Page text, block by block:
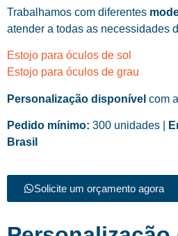
Trabalhamos com diferentes
atender a todas as necessidades
Estojo para óculos de sol
Estojo para óculos de grau
Personalização disponível com
Pedido mínimo: 300 unidades |
Brasil
Solicite um orçamento agora